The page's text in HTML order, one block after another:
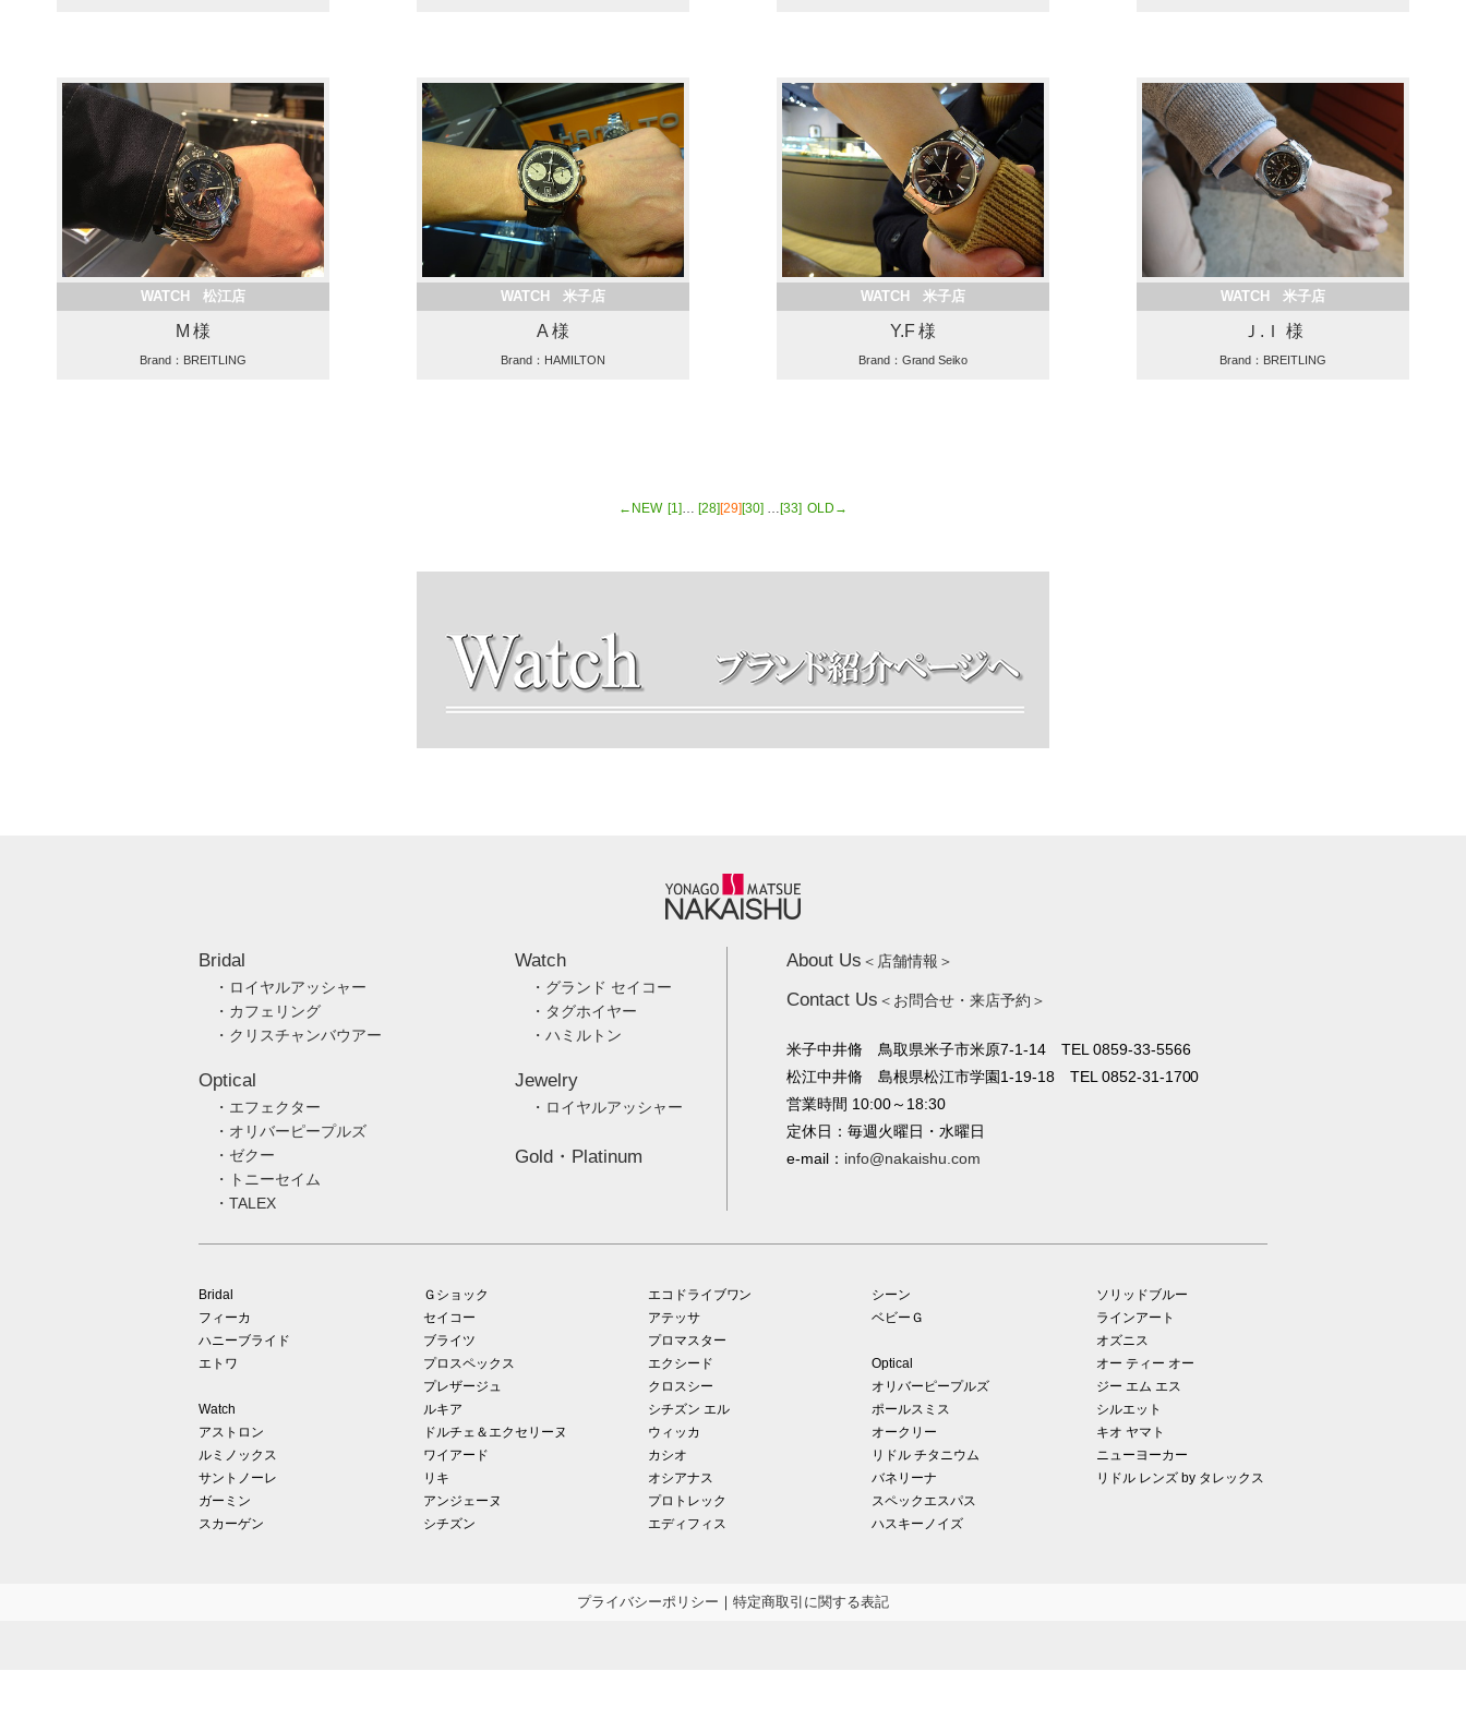
WATCH 松江店
M 様
Brand：BREITLING
WATCH 米子店
A 様
Brand：HAMILTON
WATCH 米子店
Y.F 様
Brand：Grand Seiko
WATCH 米子店
Ｊ.Ｉ 様
Brand：BREITLING
←NEW [1]… [28][29][30] …[33] OLD→
Bridal
・ロイヤルアッシャー
・カフェリング
・クリスチャンバウアー
Watch
・グランド セイコー
・タグホイヤー
・ハミルトン
Optical
・エフェクター
・オリバーピープルズ
・ゼクー
・トニーセイム
・TALEX
Jewelry
・ロイヤルアッシャー
Gold・Platinum
About Us ＜店舗情報＞
Contact Us ＜お問合せ・来店予約＞
米子中井脩 鳥取県米子市米原7-1-14 TEL 0859-33-5566
松江中井脩 島根県松江市学園1-19-18 TEL 0852-31-1700
営業時間 10:00～18:30
定休日：毎週火曜日・水曜日
e-mail： info@nakaishu.com
Bridal
フィーカ
ハニーブライド
エトワ
Watch
アストロン
ルミノックス
サントノーレ
ガーミン
スカーゲン
Ｇショック
セイコー
ブライツ
プロスペックス
プレザージュ
ルキア
ドルチェ＆エクセリーヌ
ワイアード
リキ
アンジェーヌ
シチズン
エコドライブワン
アテッサ
プロマスター
エクシード
クロスシー
シチズン エル
ウィッカ
カシオ
オシアナス
プロトレック
エディフィス
シーン
ベビーＧ
Optical
オリバーピープルズ
ポールスミス
オークリー
リドル チタニウム
バネリーナ
スペックエスパス
ハスキーノイズ
ソリッドブルー
ラインアート
オズニス
オー ティー オー
ジー エム エス
シルエット
キオ ヤマト
ニューヨーカー
リドル レンズ by タレックス
プライバシーポリシー ｜ 特定商取引に関する表記